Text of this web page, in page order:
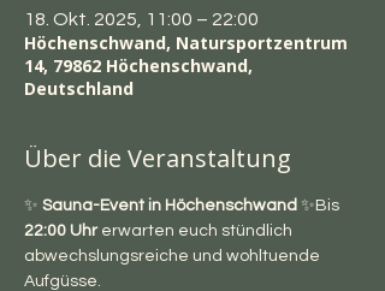
18. Okt. 2025, 11:00 – 22:00
Höchenschwand, Natursportzentrum
14, 79862 Höchenschwand,
Deutschland
Über die Veranstaltung
✨ Sauna-Event in Höchenschwand ✨Bis
22:00 Uhr erwarten euch stündlich
abwechslungsreiche und wohltuende
Aufgüsse.